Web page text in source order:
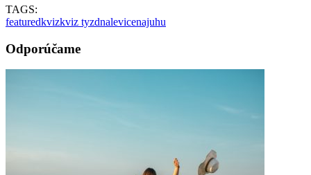
TAGS:
featuredkvizkviz tyzdnalevicenajuhu
Odporúčame